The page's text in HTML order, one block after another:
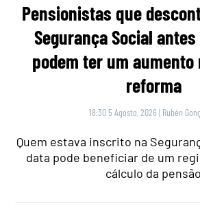
Pensionistas que
Segurança Social
podem ter um aumento
reforma
18:30 5 Agosto, 2026 | Rubén
Quem estava inscrito na
data pode beneficiar de um
cálculo da pensão